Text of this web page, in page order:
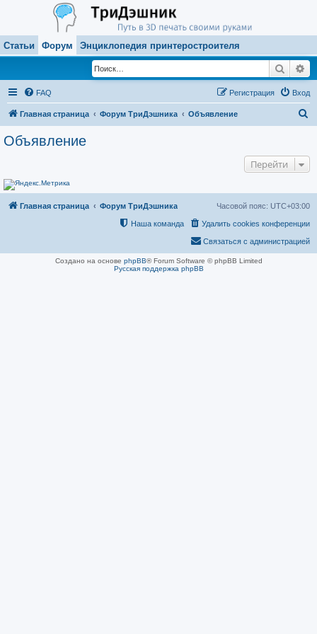
Статьи Форум Энциклопедия принтеростроителя
Поиск
FAQ Вход
Регистрация
Главная страница Форум ТриДэшника Объявление
Объявление
Перейти
Главная страница Форум ТриДэшника Часовой пояс: UTC+03:00
Удалить cookies конференции
Наша команда
Связаться с администрацией
Создано на основе phpBB® Forum Software © phpBB Limited
Русская поддержка phpBB